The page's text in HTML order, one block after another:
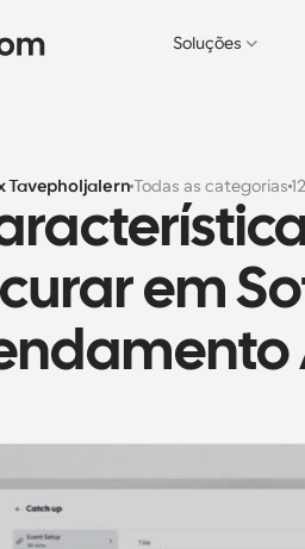
Soluções
TavepholjalernTodas as categorias
em